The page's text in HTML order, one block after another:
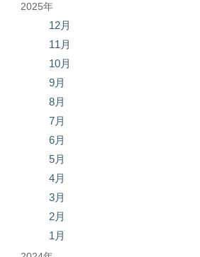
2025年
12月
11月
10月
9月
8月
7月
6月
5月
4月
3月
2月
1月